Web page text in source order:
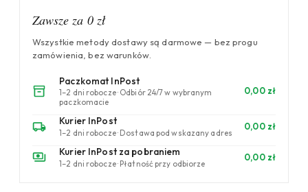
Zawsze za 0 zł
Wszystkie metody dostawy są darmowe — bez progu
zamówienia, bez warunków.
Paczkomat InPost
1–2 dni robocze · Odbiór 24/7 w wybranym
paczkomacie
0,00 zł
Kurier InPost
1–2 dni robocze · Dostawa pod wskazany adres
0,00 zł
Kurier InPost za pobraniem
1–2 dni robocze · Płatność przy odbiorze
0,00 zł